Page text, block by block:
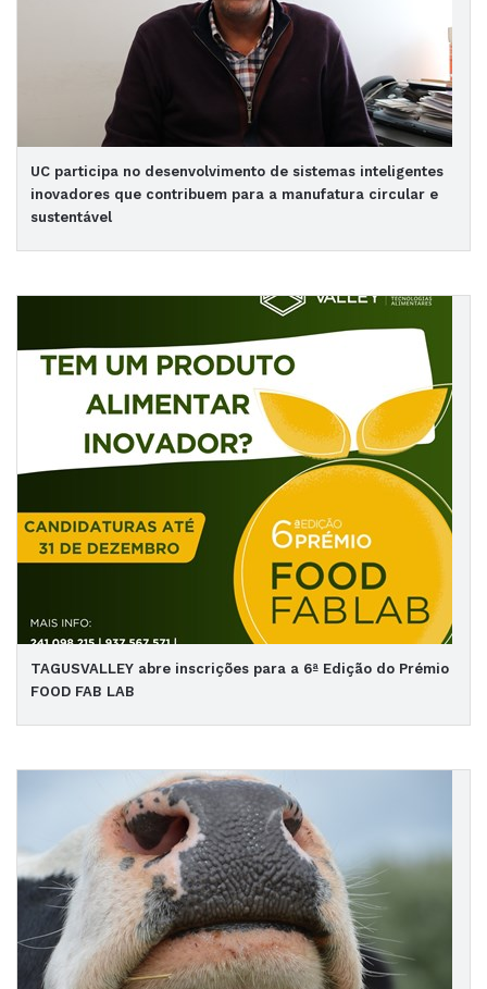
UC participa no desenvolvimento de sistemas inteligentes
inovadores que contribuem para a manufatura circular e
sustentável
TAGUSVALLEY abre inscrições para a 6ª Edição do Prémio
FOOD FAB LAB